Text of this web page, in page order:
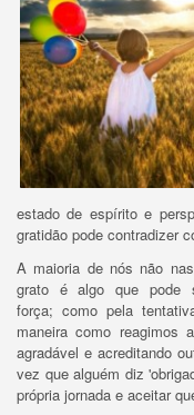
estado de espírito e
gratidão pode contradizer
A maioria de nós não
grato é algo que pode
força;como pela
maneira como reagimos
agradável e acreditando
vez que alguém diz
própria jornada e aceitar